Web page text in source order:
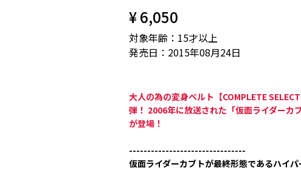
¥ 6,050
対象年齢：15才以上
発売日：2015年08月24日
大人の為の変身ベルト【COMPLETE
弾！ 2006年に放送された「仮面ライダーカ
が登場！
--------------------------------
仮面ライダーカブトが最終形態であるハイ